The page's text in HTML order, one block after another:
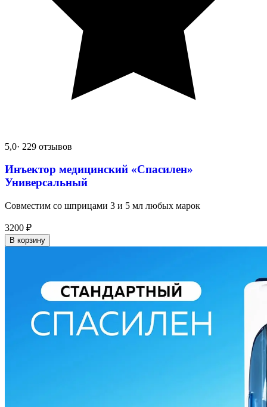
5,0· 229 отзывов
Инъектор медицинский «Спасилен»
Универсальный
Совместим со шприцами 3 и 5 мл любых марок
3200 ₽
В корзину